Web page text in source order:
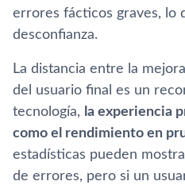
errores fácticos graves, lo
desconfianza.
La distancia entre la
del usuario final es un
tecnología, la experiencia
como el rendimiento en
estadísticas pueden
de errores, pero si un